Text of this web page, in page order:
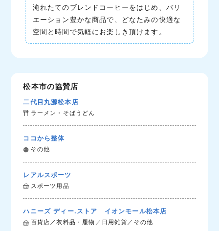
淹れたてのブレンドコーヒーをはじめ、バリ
エーション豊かな商品で、どなたみの快適な
空間と時間で気軽にお楽しき頂けます。
松本市の協賛店
二代目丸源松本店
ラーメン・そばうどん
ココから整体
その他
レアルスポーツ
スポーツ用品
ハニーズ ディー.ストア イオンモール松本店
百貨店／衣料品・履物／日用雑貨／その他